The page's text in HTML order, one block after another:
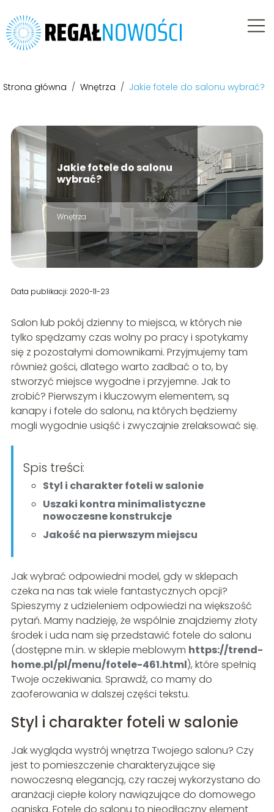
Strona główna / Wnętrza / Jakie fotele do salonu wybrać?
Jakie fotele do salonu
wybrać?
Wnętrza
Data publikacji: 2020-11-23
Salon lub pokój dzienny to miejsca, w których nie
tylko spędzamy czas wolny po pracy i spotykamy
się z pozostałymi domownikami. Przyjmujemy tam
również gości, dlatego warto zadbać o to, by
stworzyć miejsce wygodne i przyjemne. Jak to
zrobić? Pierwszym i kluczowym elementem, są
kanapy i fotele do salonu, na których będziemy
mogli wygodnie usiąść i zwyczajnie zrelaksować się.
Spis treści:
Styl i charakter foteli w salonie
Uszaki kontra minimalistyczne
nowoczesne konstrukcje
Jakość na pierwszym miejscu
Jak wybrać odpowiedni model, gdy w sklepach
czeka na nas tak wiele fantastycznych opcji?
Spieszymy z udzieleniem odpowiedzi na większość
pytań. Mamy nadzieję, że wspólnie znajdziemy złoty
środek i uda nam się przedstawić fotele do salonu
(dostępne m.in. w sklepie meblowym https://trend-
home.pl/pl/menu/fotele-461.html), które spełnią
Twoje oczekiwania. Sprawdź, co mamy do
zaoferowania w dalszej części tekstu.
Styl i charakter foteli w salonie
Jak wygląda wystrój wnętrza Twojego salonu? Czy
jest to pomieszczenie charakteryzujące się
nowoczesną elegancją, czy raczej wykorzystano do
aranżacji ciepłe kolory nawiązujące do domowego
ogniska. Fotele do salonu to nieodłączny element